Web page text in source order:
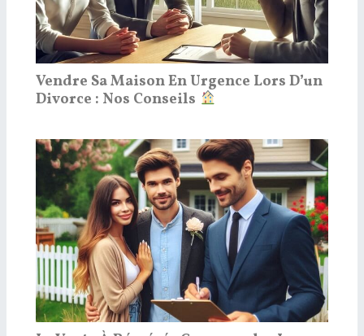
Vendre Sa Maison En Urgence Lors D’un
Divorce : Nos Conseils